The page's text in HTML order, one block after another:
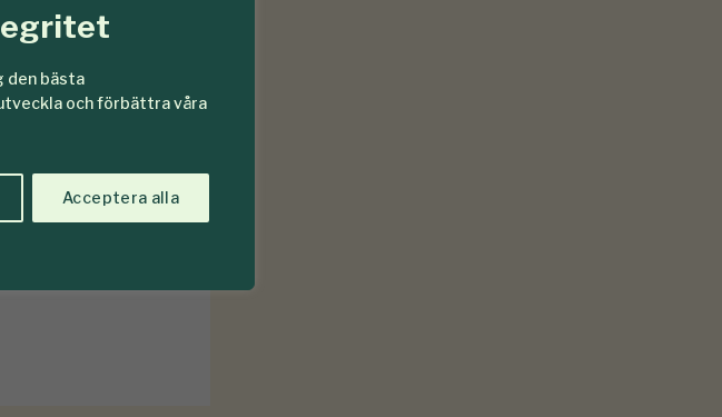
den bästa
och förbättra våra
Acceptera alla
Upplysningar: